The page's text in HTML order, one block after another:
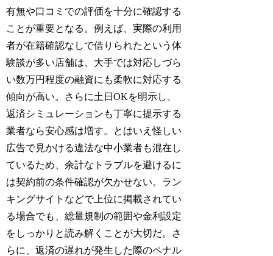
有無や口コミでの評価を十分に確認する
ことが重要となる。例えば、実際の利用
者が在籍確認なしで借りられたという体
験談が多い店舗は、大手では対応しづら
い数万円程度の融資にも柔軟に対応する
傾向が高い。さらに土日OKを明示し、
返済シミュレーションも丁寧に提示する
業者なら安心感は増す。とはいえ怪しい
広告で見かける違法な中小業者も混在し
ているため、余計なトラブルを避けるに
は契約前の条件確認が欠かせない。ラン
キングサイトなどで上位に掲載されてい
る場合でも、総量規制の範囲や金利設定
をしっかりと読み解くことが大切だ。さ
らに、返済の遅れが発生した際のペナル